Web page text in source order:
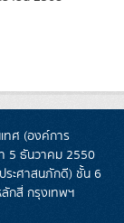
ทศ (องค์การ
5 ธันวาคม 2550
ระศาสนภักดี) ชั้น 6
กสี่ กรุงเทพฯ